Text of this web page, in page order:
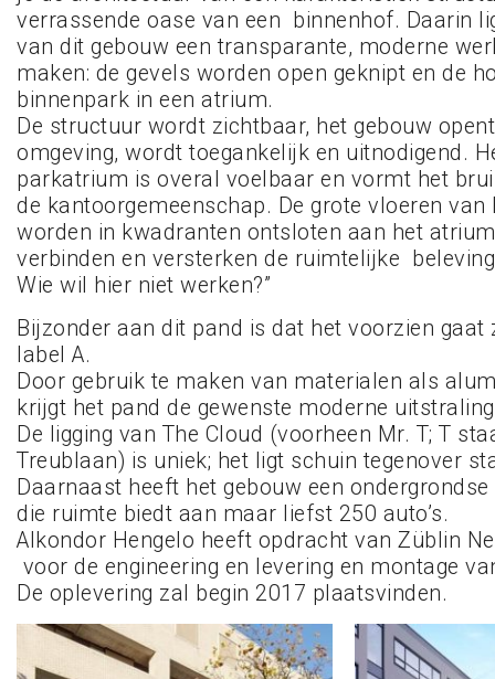
verrassende oase van een binnenhof. Daarin
van dit gebouw een transparante, moderne
maken: de gevels worden open geknipt en de
binnenpark in een atrium.
De structuur wordt zichtbaar, het gebouw
omgeving, wordt toegankelijk en uitnodigend.
parkatrium is overal voelbaar en vormt het
de kantoorgemeenschap. De grote vloeren
worden in kwadranten ontsloten aan het
verbinden en versterken de ruimtelijke
Wie wil hier niet werken?”
Bijzonder aan dit pand is dat het voorzien gaat
label A.
Door gebruik te maken van materialen als
krijgt het pand de gewenste moderne
De ligging van The Cloud (voorheen Mr. T; T
Treublaan) is uniek; het ligt schuin tegenover
Daarnaast heeft het gebouw een
die ruimte biedt aan maar liefst 250 auto’s.
Alkondor Hengelo heeft opdracht van Züblin
voor de engineering en levering en montage
De oplevering zal begin 2017 plaatsvinden.